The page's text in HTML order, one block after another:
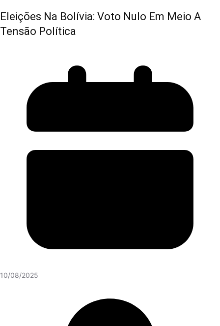
Eleições Na Bolívia: Voto Nulo Em Meio A
Tensão Política
10/08/2025